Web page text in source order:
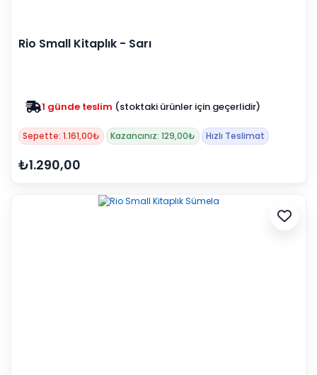
Rio Small Kitaplık - Sarı
1 günde teslim
(stoktaki ürünler için geçerlidir)
Zam yok 2025 fiyatları devam ediyor
Sepette: 1.161,00₺ Kazancınız: 129,00₺ Hızlı Teslimat
₺1.290,00